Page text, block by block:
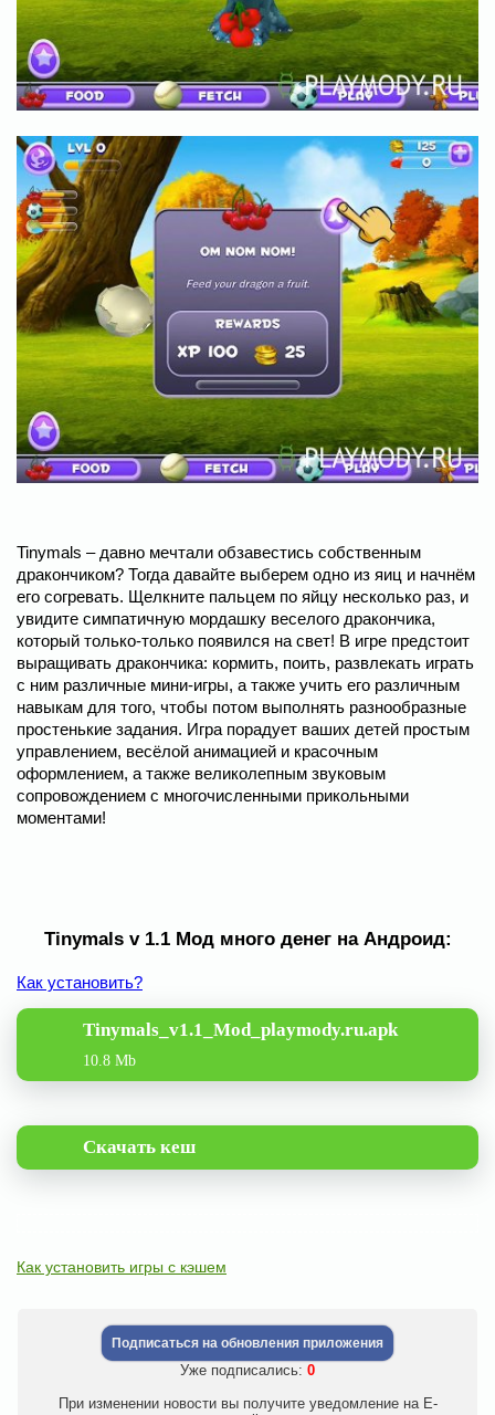
Tinymals – давно мечтали обзавестись собственным
дракончиком? Тогда давайте выберем одно из яиц и начнём
его согревать. Щелкните пальцем по яйцу несколько раз, и
увидите симпатичную мордашку веселого дракончика,
который только-только появился на свет! В игре предстоит
выращивать дракончика: кормить, поить, развлекать играть
с ним различные мини-игры, а также учить его различным
навыкам для того, чтобы потом выполнять разнообразные
простенькие задания. Игра порадует ваших детей простым
управлением, весёлой анимацией и красочным
оформлением, а также великолепным звуковым
сопровождением с многочисленными прикольными
моментами!
Tinymals v 1.1 Мод много денег на Андроид:
Как установить?
Tinymals_v1.1_Mod_playmody.ru.apk
10.8 Mb
Скачать кеш
Как установить игры с кэшем
Подписаться на обновления приложения
Уже подписались: 0
При изменении новости вы получите уведомление на E-